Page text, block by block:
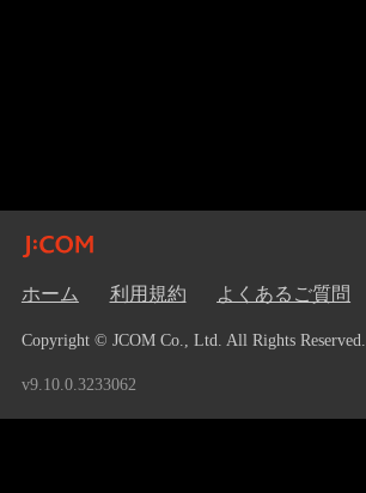
ホーム 利用規約 よくあるご質問
Copyright © JCOM Co., Ltd. All Rights Reserved.
v9.10.0.3233062